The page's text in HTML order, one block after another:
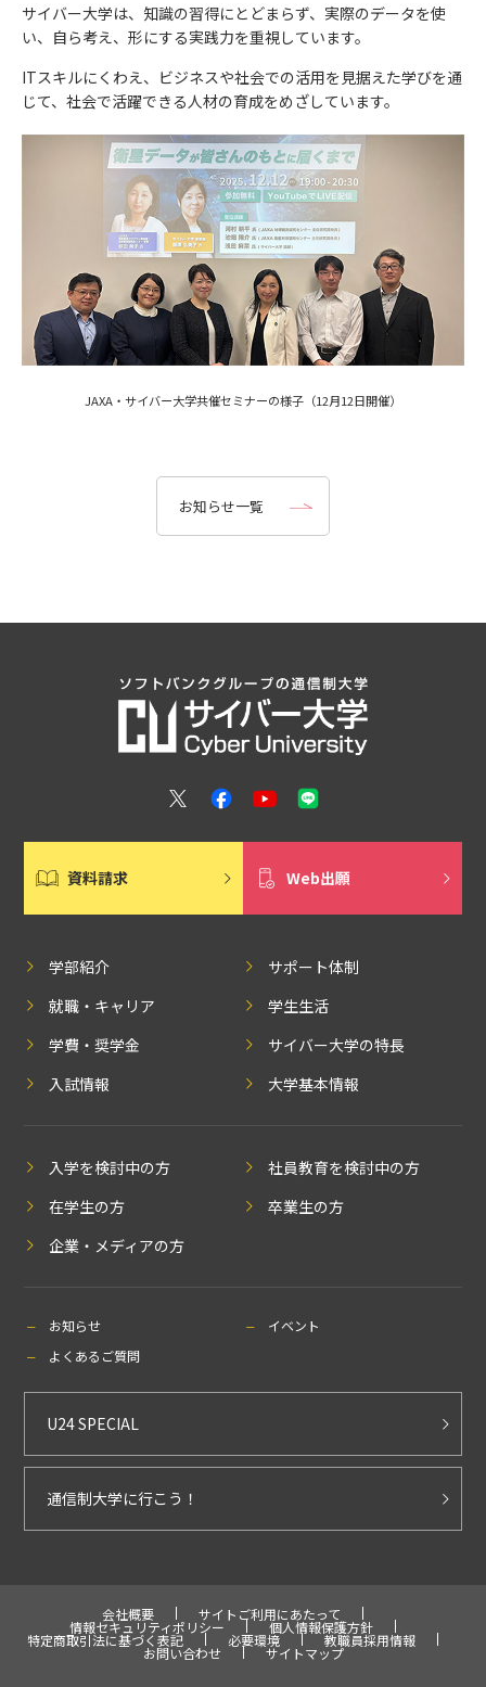
サイバー大学は、知識の習得にとどまらず、実際のデータを使
い、自ら考え、形にする実践力を重視しています。
ITスキルにくわえ、ビジネスや社会での活用を見据えた学びを通
じて、社会で活躍できる人材の育成をめざしています。
JAXA・サイバー大学共催セミナーの様子（12月12日開催）
お知らせ一覧
資料請求 Web出願
学部紹介
サポート体制
就職・キャリア
学生生活
学費・奨学金
サイバー大学の特長
入試情報
大学基本情報
入学を検討中の方
社員教育を検討中の方
在学生の方
卒業生の方
企業・メディアの方
お知らせ
イベント
よくあるご質問
U24 SPECIAL
通信制大学に行こう！
会社概要 サイトご利用にあたって
情報セキュリティポリシー 個人情報保護方針
特定商取引法に基づく表記 必要環境 教職員採用情報
お問い合わせ サイトマップ